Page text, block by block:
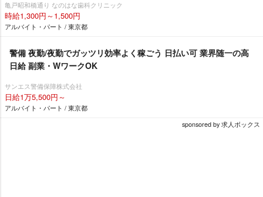
亀戸昭和橋通り なのはな歯科クリニック
時給1,300円～1,500円
アルバイト・パート / 東京都
警備 夜勤/夜勤でガッツリ効率よく稼ごう 日払い可 業界随一の高
日給 副業・WワークOK
サンエス警備保障株式会社
日給1万5,500円～
アルバイト・パート / 東京都
sponsored by 求人ボックス